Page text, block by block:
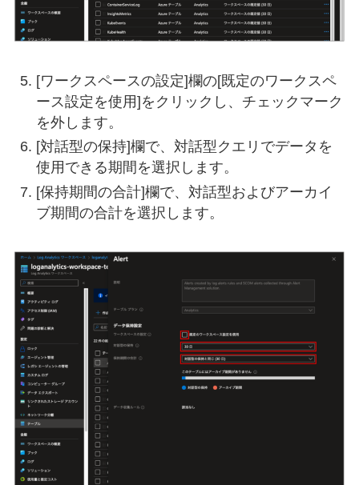
[ワークスペースの設定]欄の[既定のワークスペ
ース設定を使用]をクリックし、チェックマーク
を外します。
[対話型の保持]欄で、対話型クエリでデータを
使用できる期間を選択します。
[保持期間の合計]欄で、対話型およびアーカイ
ブ期間の合計を選択します。